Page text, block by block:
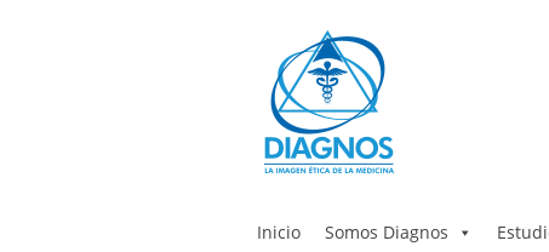
Inicio Somos Diagnos